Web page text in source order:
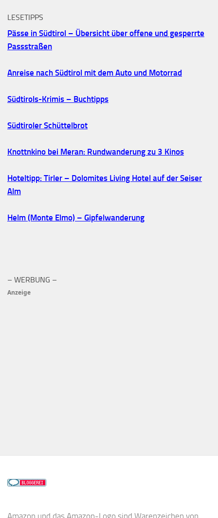
LESETIPPS
Pässe in Südtirol – Übersicht über offene und gesperrte
Passstraßen
Anreise nach Südtirol mit dem Auto und Motorrad
Südtirols-Krimis – Buchtipps
Südtiroler Schüttelbrot
Knottnkino bei Meran: Rundwanderung zu 3 Kinos
Hoteltipp: Tirler – Dolomites Living Hotel auf der Seiser
Alm
Helm (Monte Elmo) – Gipfelwanderung
– WERBUNG –
Anzeige